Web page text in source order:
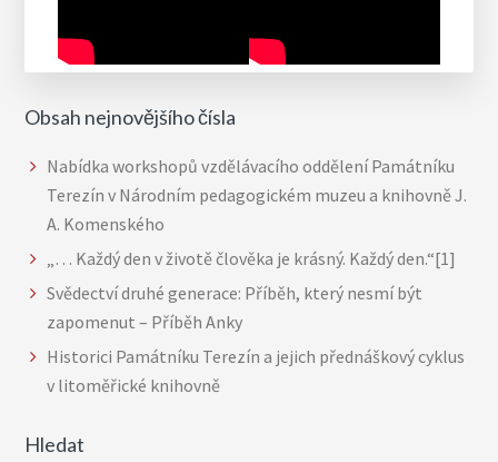
Obsah nejnovějšího čísla
Nabídka workshopů vzdělávacího oddělení Památníku
Terezín v Národním pedagogickém muzeu a knihovně J.
A. Komenského
„… Každý den v životě člověka je krásný. Každý den.“[1]
Svědectví druhé generace: Příběh, který nesmí být
zapomenut – Příběh Anky
Historici Památníku Terezín a jejich přednáškový cyklus
v litoměřické knihovně
Hledat